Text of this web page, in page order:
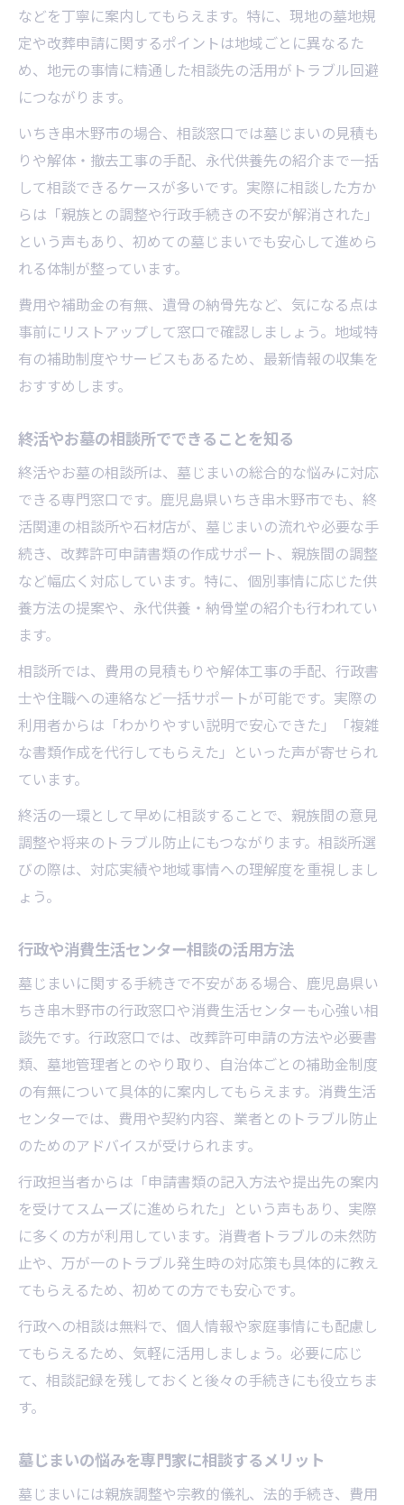
などを丁寧に案内してもらえます。特に、現地の墓地規
定や改葬申請に関するポイントは地域ごとに異なるた
め、地元の事情に精通した相談先の活用がトラブル回避
につながります。
いちき串木野市の場合、相談窓口では墓じまいの見積も
りや解体・撤去工事の手配、永代供養先の紹介まで一括
して相談できるケースが多いです。実際に相談した方か
らは「親族との調整や行政手続きの不安が解消された」
という声もあり、初めての墓じまいでも安心して進めら
れる体制が整っています。
費用や補助金の有無、遺骨の納骨先など、気になる点は
事前にリストアップして窓口で確認しましょう。地域特
有の補助制度やサービスもあるため、最新情報の収集を
おすすめします。
終活やお墓の相談所でできることを知る
終活やお墓の相談所は、墓じまいの総合的な悩みに対応
できる専門窓口です。鹿児島県いちき串木野市でも、終
活関連の相談所や石材店が、墓じまいの流れや必要な手
続き、改葬許可申請書類の作成サポート、親族間の調整
など幅広く対応しています。特に、個別事情に応じた供
養方法の提案や、永代供養・納骨堂の紹介も行われてい
ます。
相談所では、費用の見積もりや解体工事の手配、行政書
士や住職への連絡など一括サポートが可能です。実際の
利用者からは「わかりやすい説明で安心できた」「複雑
な書類作成を代行してもらえた」といった声が寄せられ
ています。
終活の一環として早めに相談することで、親族間の意見
調整や将来のトラブル防止にもつながります。相談所選
びの際は、対応実績や地域事情への理解度を重視しまし
ょう。
行政や消費生活センター相談の活用方法
墓じまいに関する手続きで不安がある場合、鹿児島県い
ちき串木野市の行政窓口や消費生活センターも心強い相
談先です。行政窓口では、改葬許可申請の方法や必要書
類、墓地管理者とのやり取り、自治体ごとの補助金制度
の有無について具体的に案内してもらえます。消費生活
センターでは、費用や契約内容、業者とのトラブル防止
のためのアドバイスが受けられます。
行政担当者からは「申請書類の記入方法や提出先の案内
を受けてスムーズに進められた」という声もあり、実際
に多くの方が利用しています。消費者トラブルの未然防
止や、万が一のトラブル発生時の対応策も具体的に教え
てもらえるため、初めての方でも安心です。
行政への相談は無料で、個人情報や家庭事情にも配慮し
てもらえるため、気軽に活用しましょう。必要に応じ
て、相談記録を残しておくと後々の手続きにも役立ちま
す。
墓じまいの悩みを専門家に相談するメリット
墓じまいには親族調整や宗教的儀礼、法的手続き、費用